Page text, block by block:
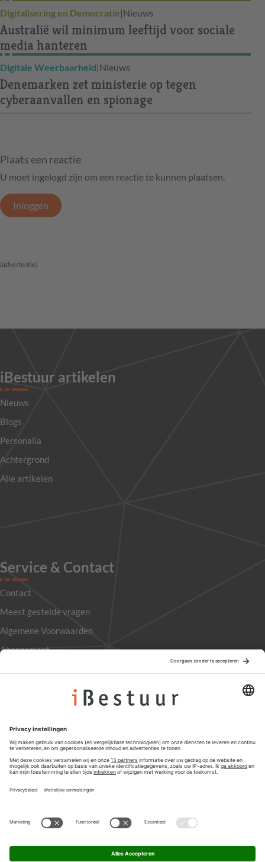
Digitalisering en Democratie|Nieuws
Australië wil minimum leeftijd voor sociale
media hanteren
Digitale Weerbaarheid|Nieuws
Denemarken zet ministerie op tegen
cyberaanvallen en spionage
Plaats een reactie
U moet ingelogd zijn om een reactie te kunnen plaatsen.
Inloggen
(advertentie)
iBestuur artikelen
Nieuws
Blogs
Personalia
Achtergrond
Alle artikelen
Service & Contact
Contact
Meest gestelde vragen
Algemene Voorwaarden
Abonnement
Privacyinstellingen